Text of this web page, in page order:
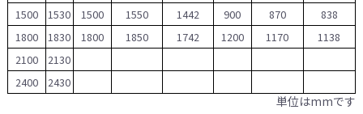
1500
1530 1500 1550 1442 900 870
838
1800
1830 1800 1850 1742 1200 1170
1138
2100
2130
2400
2430
単位はmmです